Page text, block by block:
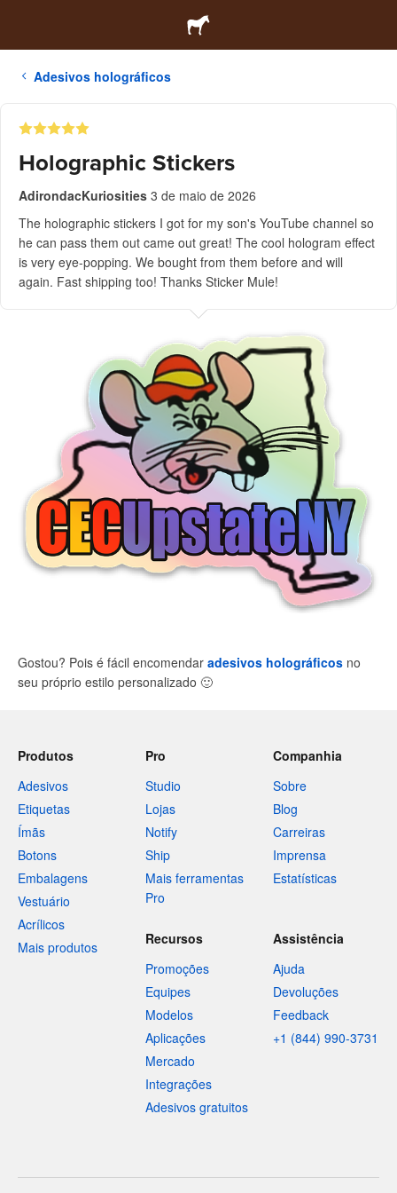
Adesivos holográficos
Holographic Stickers
AdirondacKuriosities 3 de maio de 2026
The holographic stickers I got for my son's YouTube channel so
he can pass them out came out great! The cool hologram effect
is very eye-popping. We bought from them before and will
again. Fast shipping too! Thanks Sticker Mule!
Gostou? Pois é fácil encomendar adesivos holográficos no
seu próprio estilo personalizado 🙂
Produtos
Adesivos
Etiquetas
Ímãs
Botons
Embalagens
Vestuário
Acrílicos
Mais produtos
Pro
Studio
Lojas
Notify
Ship
Mais ferramentas
Pro
Companhia
Sobre
Blog
Carreiras
Imprensa
Estatísticas
Recursos
Promoções
Equipes
Modelos
Aplicações
Mercado
Integrações
Adesivos gratuitos
Assistência
Ajuda
Devoluções
Feedback
+1 (844) 990-3731